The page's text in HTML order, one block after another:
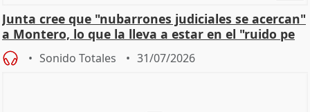
Junta cree que "nubarrones judiciales se acercan"
a Montero, lo que la lleva a estar en el "ruido pe
Sonido Totales 31/07/2026